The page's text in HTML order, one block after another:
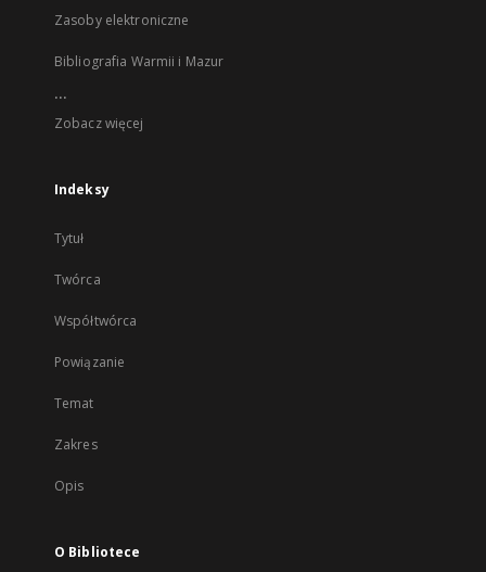
Zasoby elektroniczne
Bibliografia Warmii i Mazur
...
Zobacz więcej
Indeksy
Tytuł
Twórca
Współtwórca
Powiązanie
Temat
Zakres
Opis
O Bibliotece